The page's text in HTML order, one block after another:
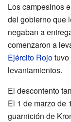
Los campesinos
del gobierno que
negaban a
comenzaron a
Ejército Rojo
levantamientos.
El descontento
El 1 de marzo de
guarnición de